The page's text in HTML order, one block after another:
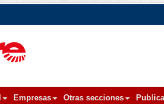
Empresas Otras secciones